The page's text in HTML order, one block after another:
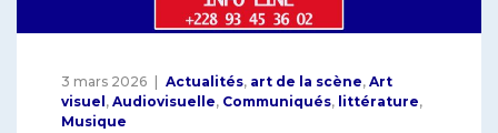
3 mars 2026 Actualités, art de la scène, Art
visuel , Audiovisuelle, Communiqués, littérature,
Musique